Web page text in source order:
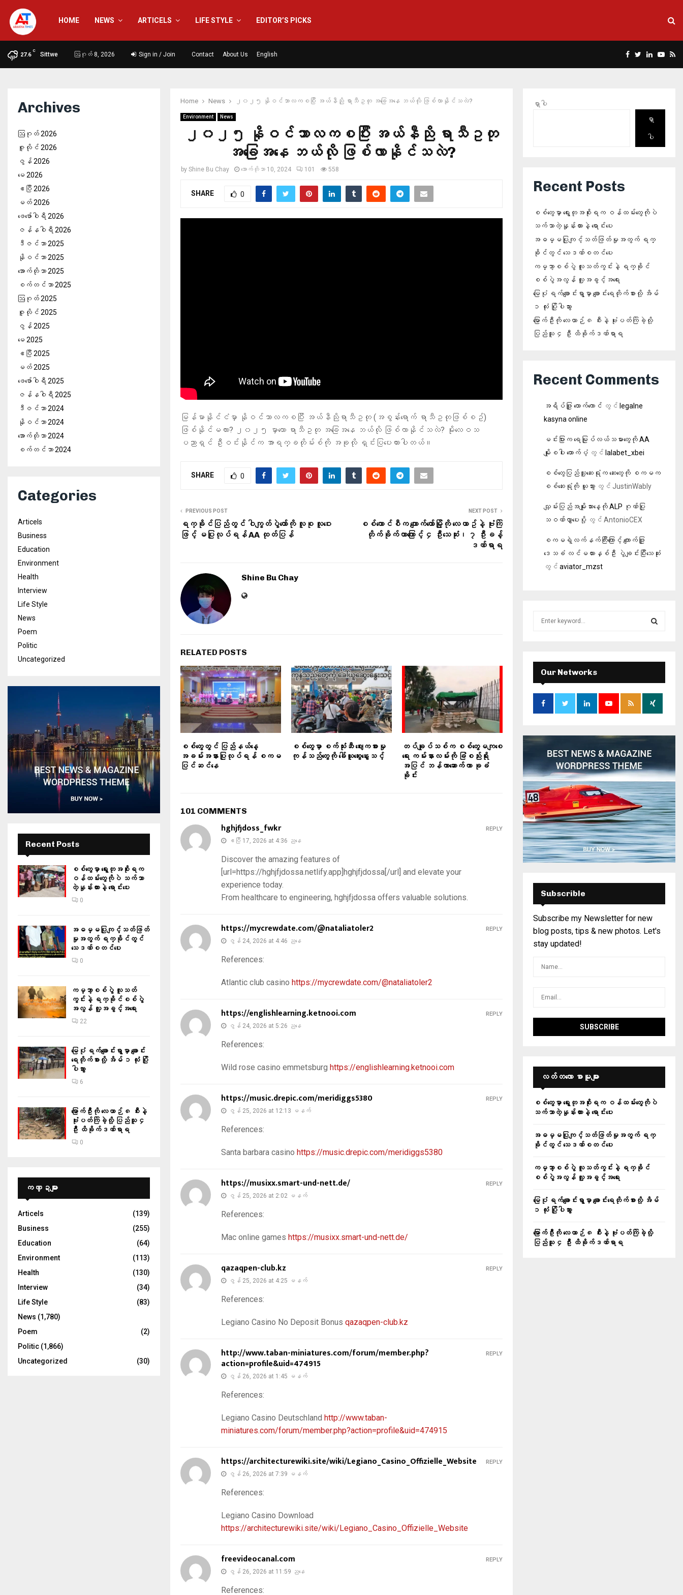
HOME NEWS ARTICELS LIFE STYLE EDITOR’S PICKS
27.6
C
Sittwe ဩဂုတ် 8, 2026 Sign in / Join Contact About Us English Facebook
Twitter
Linkedin
Home News ၂၀၂၅ နိုဝင်ဘာလကစပြီး အယ်နီညို ရာသီဥတု အခြေအနေ ဘယ်လို ဖြစ်လာနိုင်သလဲ?
Environment News
၂၀၂၅ နိုဝင်ဘာလကစပြီး အယ်နီညို ရာသီဥတု
အခြေအနေ ဘယ်လို ဖြစ်လာနိုင်သလဲ?
by Shine Bu Chay အောက်တိုဘာ 10, 2024 101 558
SHARE 0
မြန်မာနိုင်ငံမှာ နိုဝင်ဘာလကစပြီး အယ်နီညိုရာသီဥတု (အစွန်းရောက် ရာသီဥတုဖြစ်စဥ်)
ဖြစ်နိုင်မလား? ၂၀၂၅ မှာကော ရာသီဥတု အခြေအနေ ဘယ်လို ဖြစ်လာနိုင်သလဲ? မိုးလေဝသ
ပညာရှင် ဦးဝင်းနိုင်က အာရက္ခတိုမ်းစ်ကို အခုလို ရှင်းပြပေးထားပါတယ်။
SHARE 0
PREVIOUS POST
ရက္ခိုင်ပြည်တွင် ဝါကျွတ်ပွဲတော်ကို လူစု လူဝေး
ဖြင့် မပြုလုပ်ရန် AA ထုတ်ပြန်
NEXT POST
စစ်ကောင်စီက ကျောက်တော်မြို့ကို လေယာဥ်နဲ့ ဗုံးကြဲ
တိုက်ခိုက်တာကြောင့် ၄ ဦးသေဆုံး၊ ၇ ဦးခန့်
ဒဏ်ရာရ
Shine Bu Chay
RELATED POSTS
စစ်တွေတွင် ပြည်နယ်နေ့
အခမ်းအနားပြုလုပ်ရန် စကမ
ပြင်ဆင်နေ
စစ်တွေမှာ စက်သုံးဆီ ဈေးကစားမှု
ကုန်သည်တွေကို ခေါ်ယူဆွေးနွေးသင့်
တပ်ချုပ်သစ်က စစ်တွေမကျစေ
ရေး ကမ်းနားလမ်းကို ခြံစည်းရိုး
အပြင် ဘန်ကာဆောက်ကာ ခုခံ
ခိုင်း
101 COMMENTS
hghjfjdoss_fwkr
ဧပြီ 17, 2026 at 4:36 ညနေ
Discover the amazing features of
[url=https://hghjfjdossa.netlify.app]hghjfjdossa[/url] and elevate your
experience today.
From healthcare to engineering, hghjfjdossa offers valuable solutions.
REPLY
https://mycrewdate.com/@nataliatoler2
ဇွန် 24, 2026 at 4:46 ညနေ
References:
Atlantic club casino https://mycrewdate.com/@nataliatoler2
REPLY
https://englishlearning.ketnooi.com
ဇွန် 24, 2026 at 5:26 ညနေ
References:
Wild rose casino emmetsburg https://englishlearning.ketnooi.com
REPLY
https://music.drepic.com/meridiggs5380
ဇွန် 25, 2026 at 12:13 မနက်
References:
Santa barbara casino https://music.drepic.com/meridiggs5380
REPLY
https://musixx.smart-und-nett.de/
ဇွန် 25, 2026 at 2:02 မနက်
References:
Mac online games https://musixx.smart-und-nett.de/
REPLY
qazaqpen-club.kz
ဇွန် 25, 2026 at 4:25 မနက်
References:
Legiano Casino No Deposit Bonus qazaqpen-club.kz
REPLY
http://www.taban-miniatures.com/forum/member.php?
action=profile&uid=474915
ဇွန် 26, 2026 at 1:45 မနက်
References:
Legiano Casino Deutschland http://www.taban-
miniatures.com/forum/member.php?action=profile&uid=474915
REPLY
https://architecturewiki.site/wiki/Legiano_Casino_Offizielle_Website
ဇွန် 26, 2026 at 7:39 မနက်
References:
Legiano Casino Download
https://architecturewiki.site/wiki/Legiano_Casino_Offizielle_Website
REPLY
freevideocanal.com
ဇွန် 26, 2026 at 11:59 ညနေ
References:
REPLY
Archives
ဩဂုတ် 2026
ဇူလိုင် 2026
ဇွန် 2026
မေ 2026
ဧပြီ 2026
မတ် 2026
ဖေ‌ဖော်ဝါရီ 2026
ဇန်နဝါရီ 2026
ဒီဇင်ဘာ 2025
နိုဝင်ဘာ 2025
အောက်တိုဘာ 2025
စက်တင်ဘာ 2025
ဩဂုတ် 2025
ဇူလိုင် 2025
ဇွန် 2025
မေ 2025
ဧပြီ 2025
မတ် 2025
ဖေ‌ဖော်ဝါရီ 2025
ဇန်နဝါရီ 2025
ဒီဇင်ဘာ 2024
နိုဝင်ဘာ 2024
အောက်တိုဘာ 2024
စက်တင်ဘာ 2024
Categories
Articels
Business
Education
Environment
Health
Interview
Life Style
News
Poem
Politic
Uncategorized
Recent Posts
စစ်တွေမှာ ရွေးတုအစိုးရက
ဝန်ထမ်းတွေကိုပဲ သက်သာ
တဲ့နှုန်းထားနဲ့ ရောင်းပေး
0
အဓမ္မပြုကျင့်သတ်ဖြတ်
မှုအတွက် ရက္ခိုင်တွင်
သေဒဏ်စတင်ပေး
0
ကမ္ဘာ့စစ်ပွဲ လူသတ်
ကွင်းနဲ့ ရက္ခိုင်စစ်ပွဲ
အလွန် လူ့အခွင့်အရေး
22
မြေပုံ ရက်ချောင်းရွာမှာ ချောင်း
ရေတိုက်စားလို့ အိမ် ၁ လုံး ပြို
ပါသွား
6
မြောက်ဦးကို လေယာဉ် ၈ စီးနဲ့
ဗုံးပတ်ကြဲခဲ့လို့ ပြည်သူ ၄
ဦး ထိခိုက်ဒဏ်ရာရ
0
ကဏ္ဍများ
Articels
(139)
Business
(255)
Education
(64)
Environment
(113)
Health
(130)
Interview
(34)
Life Style
(83)
News (1,780)
Poem
(2)
Politic (1,866)
Uncategorized
(30)
ရှာပါ
ရှာ
ပါ
Recent Posts
စစ်တွေမှာ ရွေးတုအစိုးရက ဝန်ထမ်းတွေကိုပဲ
သက်သာတဲ့နှုန်းထားနဲ့ ရောင်းပေး
အဓမ္မပြုကျင့်သတ်ဖြတ်မှုအတွက် ရက္
ခိုင်တွင် သေဒဏ်စတင်ပေး
ကမ္ဘာ့စစ်ပွဲ လူသတ်ကွင်းနဲ့ ရက္ခိုင်
စစ်ပွဲအလွန် လူ့အခွင့်အရေး
မြေပုံ ရက်ချောင်းရွာမှာ ချောင်းရေတိုက်စားလို့ အိမ်
၁ လုံး ပြိုပါသွား
မြောက်ဦးကို လေယာဉ် ၈ စီးနဲ့ ဗုံးပတ်ကြဲခဲ့လို့
ပြည်သူ ၄ ဦး ထိခိုက်ဒဏ်ရာရ
Recent Comments
အရိပ်ဖြူ လောက်ကောင် တွင် legalne
kasyna online
မင်းပြားက ရေမြုပ်လယ်သမားတွေကို AA
မျိုးစပါး ထောက်ပံ့ တွင် lalabet_xbei
စစ်တွေပြည်သူ့ဆေးရုံက‌ ဆေးတွေကို စကမက
စစ်ဆေးရုံကို ယူသွား တွင် JustinWably
သျှမ်းပြည်အမျိုးသားနေ့ကို ALP ဂုဏ်ပြု
သဝဏ်လွှာပေးပို့ တွင် AntonioCEX
စကမရဲ့လက်နက်ကြီးကြောင့် ကျောက်ဖြူ
ဒေသခံ လင်မယားနှစ်ဦး ပွဲချင်းပြီးသေဆုံး
တွင် aviator_mzst
:
E
A
R
Our Networks
Subscrible
Subscribe my Newsletter for new
blog posts, tips & new photos. Let's
stay updated!
လတ်တ‌လော စာမူများ
စစ်တွေမှာ ရွေးတုအစိုးရက ဝန်ထမ်းတွေကိုပဲ
သက်သာတဲ့နှုန်းထားနဲ့ ရောင်းပေး
အဓမ္မပြုကျင့်သတ်ဖြတ်မှုအတွက် ရက္
ခိုင်တွင် သေဒဏ်စတင်ပေး
ကမ္ဘာ့စစ်ပွဲ လူသတ်ကွင်းနဲ့ ရက္ခိုင်
စစ်ပွဲအလွန် လူ့အခွင့်အရေး
မြေပုံ ရက်ချောင်းရွာမှာ ချောင်းရေတိုက်စားလို့ အိမ်
၁ လုံး ပြိုပါသွား
မြောက်ဦးကို လေယာဉ် ၈ စီးနဲ့ ဗုံးပတ်ကြဲခဲ့လို့
ပြည်သူ ၄ ဦး ထိခိုက်ဒဏ်ရာရ